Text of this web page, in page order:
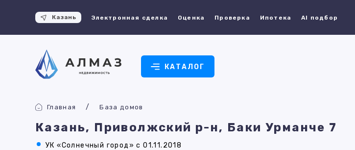
Казань Электронная сделка Оценка Проверка Ипотека AI подбор
КАТАЛОГ
Главная База домов
Казань, Приволжский р-н, Баки Урманче 7
УК «Солнечный город» с 01.11.2018